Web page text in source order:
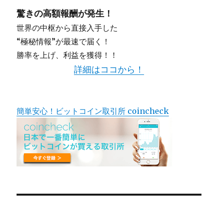
驚きの高額報酬が発生！
世界の中枢から直接入手した
“極秘情報”が最速で届く！
勝率を上げ、利益を獲得！！
詳細はココから！
簡単安心！ビットコイン取引所 coincheck